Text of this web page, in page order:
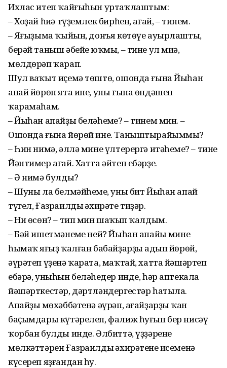
Ихлас итеп ҡайғыһын уртаҡлаштым:
– Хоҙай һиңә түҙемлек бирһен, ағай, – тинем.
– Яңғыҙыма ҡыйын, донъя көтөүе ауырлашты,
берәй таныш әбейең юҡмы, – тине ул миңә,
мөлдөрәп ҡарап.
Шул ваҡыт иҫемә төштө, ошонда ғына Йыһан
апай йөрөп ята ине, уны ғына өндәшеп
ҡарамаһам.
– Йыһан апайҙы беләһеңме? – тинем мин. –
Ошонда ғына йөрөй ине. Таныштырайыммы?
– Һин нимә, әллә мине үлтерергә итәһеңме? – тине
Йәнтимер ағай. Хатта әйтеп ебәрҙе.
– Ә нимә булды?
– Шуны ла белмәйһеңме, уны бит Йыһан апай
түгел, Ғазраилдың әхирәте тиҙәр.
– Ни өсөн? – тип мин шаңҡып ҡалдым.
– Бәй ишетмәнеңме ней? Йыһан апайың минең
һымаҡ яңғыҙ ҡалған бабайҙарҙы аңдып йөрөй,
әүрәтеп үҙенә ҡарата, маҡтай, хатта йәшәртеп
ебәрә, уныһын беләһеңдер инде, һәр аптекала
йәшәрткестәр, дәртләндергестәр һатыла.
Апайҙың мөхәббәтенә әүрәп, ағайҙарҙың ҡан
баҫымдары күтәрелеп, фалиж һуғып бер нисәү
ҡорбан булды инде. Әлбиттә, үҙҙәренең
мөлкәттәрен Ғазраилдың әхирәтенең исеменә
күсереп яҙғандан һуң.